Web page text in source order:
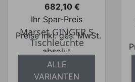
Preis
682,10 €
Ihr Spar-Preis
Preise inkl. ges. MwSt.
absolut
versandkostenfrei
Marset GINGER S
Tischleuchte
ALLE
VARIANTEN